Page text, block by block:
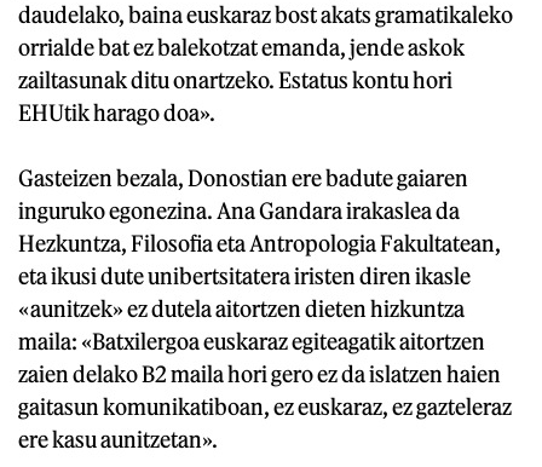
daudelako, baina euskaraz bost akats gramatikaleko
orrialde bat ez balekotzat emanda, jende askok
zailtasunak ditu onartzeko. Estatus kontu hori
EHUtik harago doa».
Gasteizen bezala, Donostian ere badute gaiaren
inguruko egonezina. Ana Gandara irakaslea da
Hezkuntza, Filosofia eta Antropologia Fakultatean,
eta ikusi dute unibertsitatera iristen diren ikasle
«aunitzek» ez dutela aitortzen dieten hizkuntza
maila: «Batxilergoa euskaraz egiteagatik aitortzen
zaien delako B2 maila hori gero ez da islatzen haien
gaitasun komunikatiboan, ez euskaraz, ez gazteleraz
ere kasu aunitzetan».